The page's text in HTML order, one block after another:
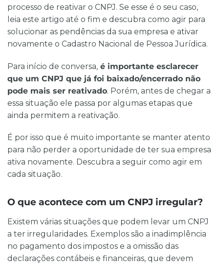
processo de reativar o CNPJ. Se esse é o seu caso,
leia este artigo até o fim e descubra como agir para
solucionar as pendências da sua empresa e ativar
novamente o Cadastro Nacional de Pessoa Jurídica.
Para início de conversa, é importante esclarecer
que um CNPJ que já foi baixado/encerrado não
pode mais ser reativado. Porém, antes de chegar a
essa situação ele passa por algumas etapas que
ainda permitem a reativação.
É por isso que é muito importante se manter atento
para não perder a oportunidade de ter sua empresa
ativa novamente. Descubra a seguir como agir em
cada situação.
O que acontece com um CNPJ irregular?
Existem várias situações que podem levar um CNPJ
a ter irregularidades. Exemplos são a inadimplência
no pagamento dos impostos e a omissão das
declarações contábeis e financeiras, que devem